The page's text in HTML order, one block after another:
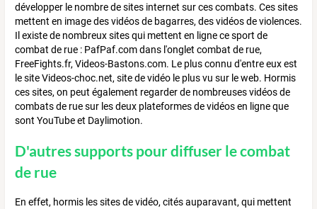
développer le nombre de sites internet sur ces combats. Ces sites
mettent en image des vidéos de bagarres, des vidéos de violences.
Il existe de nombreux sites qui mettent en ligne ce sport de
combat de rue : PafPaf.com dans l'onglet combat de rue,
FreeFights.fr, Videos-Bastons.com. Le plus connu d'entre eux est
le site Videos-choc.net, site de vidéo le plus vu sur le web. Hormis
ces sites, on peut également regarder de nombreuses vidéos de
combats de rue sur les deux plateformes de vidéos en ligne que
sont YouTube et Daylimotion.
D'autres supports pour diffuser le combat
de rue
En effet, hormis les sites de vidéo, cités auparavant, qui mettent